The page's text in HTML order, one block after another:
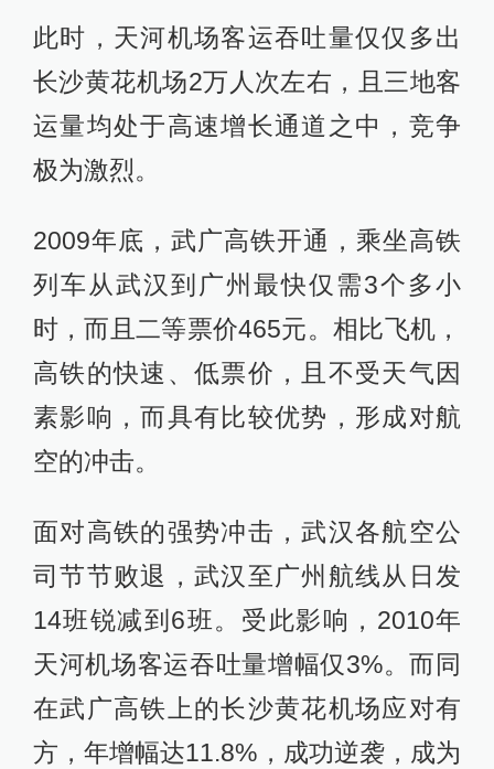
此时，天河机场客运吞吐量仅仅多出
长沙黄花机场2万人次左右，且三地客
运量均处于高速增长通道之中，竞争
极为激烈。
2009年底，武广高铁开通，乘坐高铁
列车从武汉到广州最快仅需3个多小
时，而且二等票价465元。相比飞机，
高铁的快速、低票价，且不受天气因
素影响，而具有比较优势，形成对航
空的冲击。
面对高铁的强势冲击，武汉各航空公
司节节败退，武汉至广州航线从日发
14班锐减到6班。受此影响，2010年
天河机场客运吞吐量增幅仅3%。而同
在武广高铁上的长沙黄花机场应对有
方，年增幅达11.8%，成功逆袭，成为